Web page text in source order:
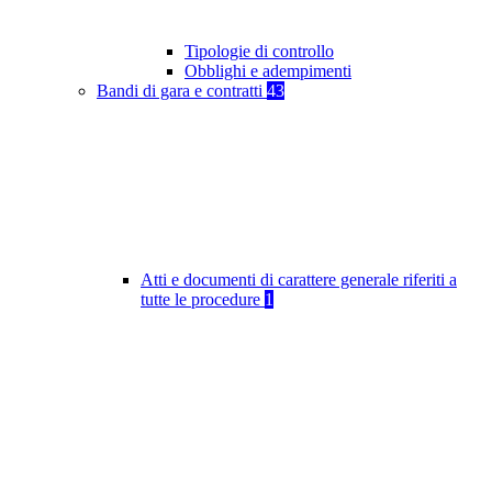
Tipologie di controllo
Obblighi e adempimenti
Bandi di gara e contratti 43
Atti e documenti di carattere generale riferiti a
tutte le procedure 1